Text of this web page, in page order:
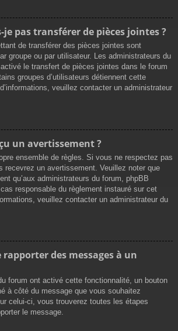
pas transférer de pièces jointes ?
de transférer des pièces jointes sont
groupe ou par utilisateur. Les administrateurs du
le transfert de pièces jointes dans le forum
groupes d’utilisateurs détiennent cette
veuillez contacter un administrateur
un avertissement ?
ensemble de règles. Si vous ne respectez pas
recevrez un avertissement. Veuillez noter que
qu’aux administrateurs du forum, phpBB
cas responsable du règlement instauré sur cet
veuillez contacter un administrateur du
des messages à un
forum ont activé cette fonctionnalité, un bouton
à côté du message que vous souhaitez
celui-ci, vous trouverez toutes les étapes
le message.